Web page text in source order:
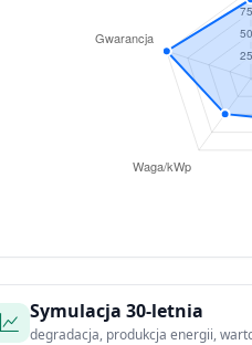
Symulacja 30-letnia
degradacja, produkcja energii,